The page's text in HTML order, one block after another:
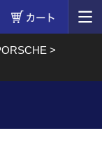
>